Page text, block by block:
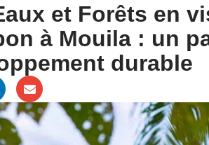
et Forêts en
à Mouila : un
durable